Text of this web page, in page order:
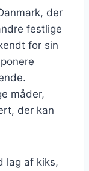
der
festlige
for sin
måder,
der kan
lag af kiks,